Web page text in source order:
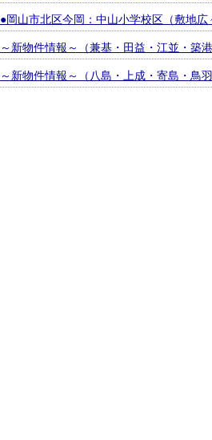
●岡山市北区今岡：中山小学校区（敷地広
～新物件情報～（兼基・田益・江並・築
～新物件情報～（八島・上成・寄島・鳥